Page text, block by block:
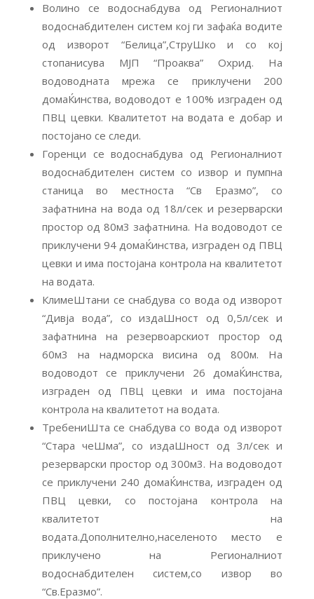
Волино се водоснабдува од Регионалниот
водоснабдителен систем кој ги зафаќа водите
од изворот “Белица”,СтруШко и со кој
стопанисува МЈП “Проаква” Охрид. На
водоводната мрежа се приклучени 200
домаЌинства, водоводот е 100% изграден од
ПВЦ цевки. Квалитетот на водата е добар и
постојано се следи.
Горенци се водоснабдува од Регионалниот
водоснабдителен систем со извор и пумпна
станица во местноста “Св Еразмо”, со
зафатнина на вода од 18л/сек и резерварски
простор од 80м3 зафатнина. На водоводот се
приклучени 94 домаЌинства, изграден од ПВЦ
цевки и има постојана контрола на квалитетот
на водата.
КлимеШтани се снабдува со вода од изворот
“Дивја вода”, со издаШност од 0,5л/сек и
зафатнина на резервоарскиот простор од
60м3 на надморска висина од 800м. На
водоводот се приклучени 26 домаЌинства,
изграден од ПВЦ цевки и има постојана
контрола на квалитетот на водата.
ТребениШта се снабдува со вода од изворот
“Стара чеШма”, со издаШност од 3л/сек и
резерварски простор од 300м3. На водоводот
се приклучени 240 домаЌинства, изграден од
ПВЦ цевки, со постојана контрола на
квалитетот на
водата.Дополнително,населеното место е
приклучено на Регионалниот
водоснабдителен систем,со извор во
“Св.Еразмо”.